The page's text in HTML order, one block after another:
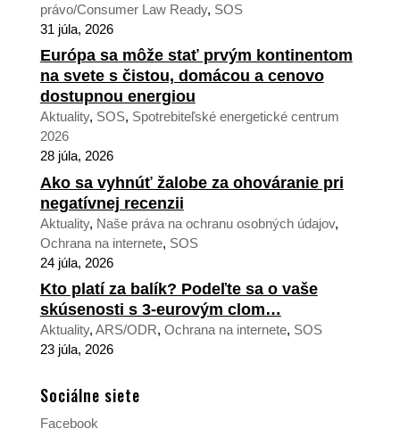
právo/Consumer Law Ready, SOS
31 júla, 2026
Európa sa môže stať prvým kontinentom
na svete s čistou, domácou a cenovo
dostupnou energiou
Aktuality, SOS, Spotrebiteľské energetické centrum
2026
28 júla, 2026
Ako sa vyhnúť žalobe za ohováranie pri
negatívnej recenzii
Aktuality, Naše práva na ochranu osobných údajov,
Ochrana na internete, SOS
24 júla, 2026
Kto platí za balík? Podeľte sa o vaše
skúsenosti s 3-eurovým clom…
Aktuality, ARS/ODR, Ochrana na internete, SOS
23 júla, 2026
Sociálne siete
Facebook